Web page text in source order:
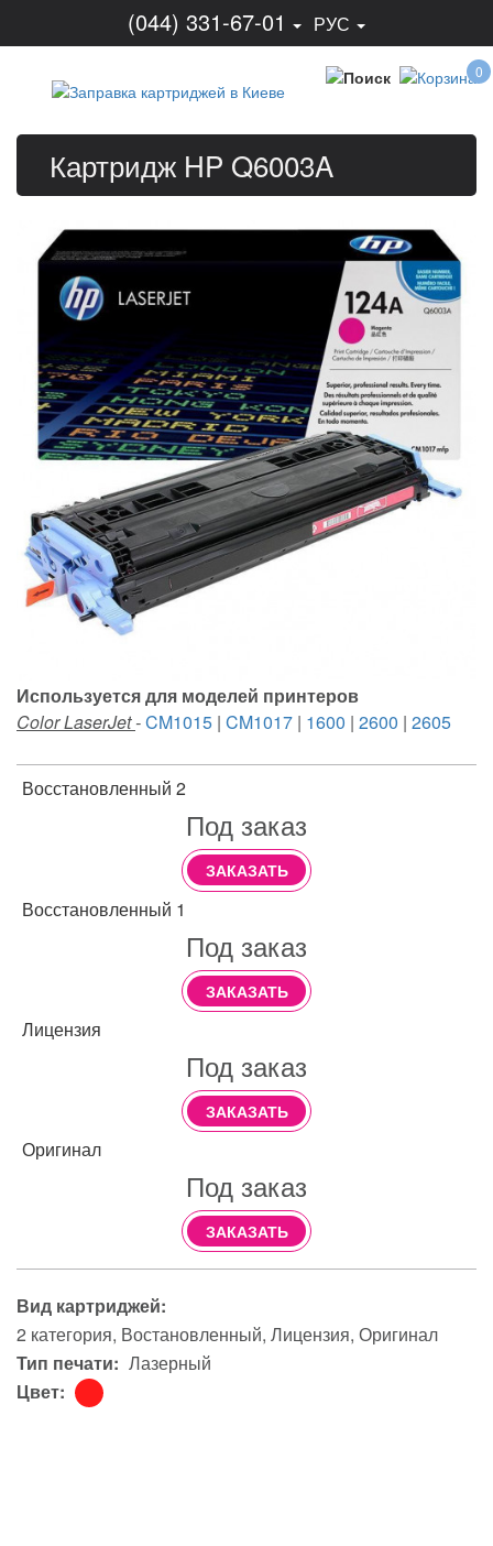
(044) 331-67-01 РУС
0
Картридж HP Q6003A
Используется для моделей принтеров
Color LaserJet-CM1015 | CM1017 | 1600 | 2600 | 2605
Восстановленный 2
Под заказ
ЗАКАЗАТЬ
Восстановленный 1
Под заказ
ЗАКАЗАТЬ
Лицензия
Под заказ
ЗАКАЗАТЬ
Оригинал
Под заказ
ЗАКАЗАТЬ
Вид картриджей:
2 категория Востановленный Лицензия Оригинал
Тип печати: Лазерный
Цвет: